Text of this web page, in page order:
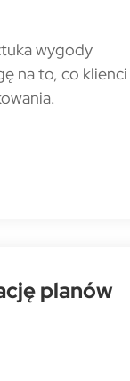
wygody
na to, co klienci
planów